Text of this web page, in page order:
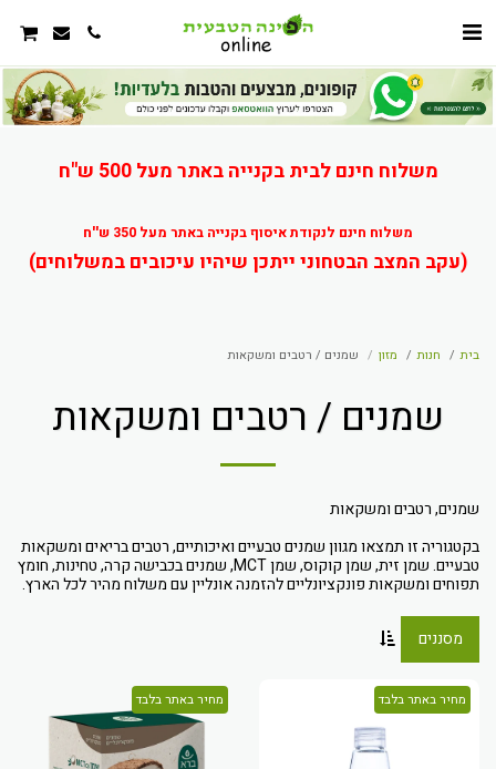
משלוח חינם לבית בקנייה באתר מעל 500 ש"ח
משלוח חינם לנקודת איסוף בקנייה באתר מעל 350 ש''ח
(עקב המצב הבטחוני ייתכן שיהיו עיכובים במשלוחים)
בית חנות מזון שמנים / רטבים ומשקאות
שמנים / רטבים ומשקאות
בקטגוריה זו תמצאו מגוון שמנים טבעיים ואיכותיים, רטבים בריאים ומשקאות
טבעיים. שמן זית, שמן קוקוס, שמן MCT, שמנים בכבישה קרה, טחינות, חומץ
תפוחים ומשקאות פונקציונליים להזמנה אונליין עם משלוח מהיר לכל הארץ.
מסננים
מחיר באתר בלבד מחיר באתר בלבד